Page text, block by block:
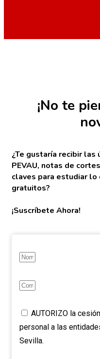
¡No te
¿Te gustaría recibir
PEVAU, notas de
claves para estudiar
gratuitos?
¡Suscríbete Ahora!
AUTORIZO la
personal a las
Sevilla.